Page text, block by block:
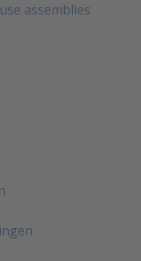
assemblies